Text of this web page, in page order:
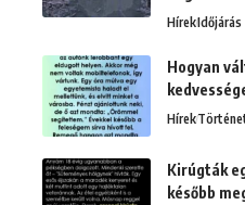
HírekIdőjárás
Hogyan
Hírek
Kirúgták
később